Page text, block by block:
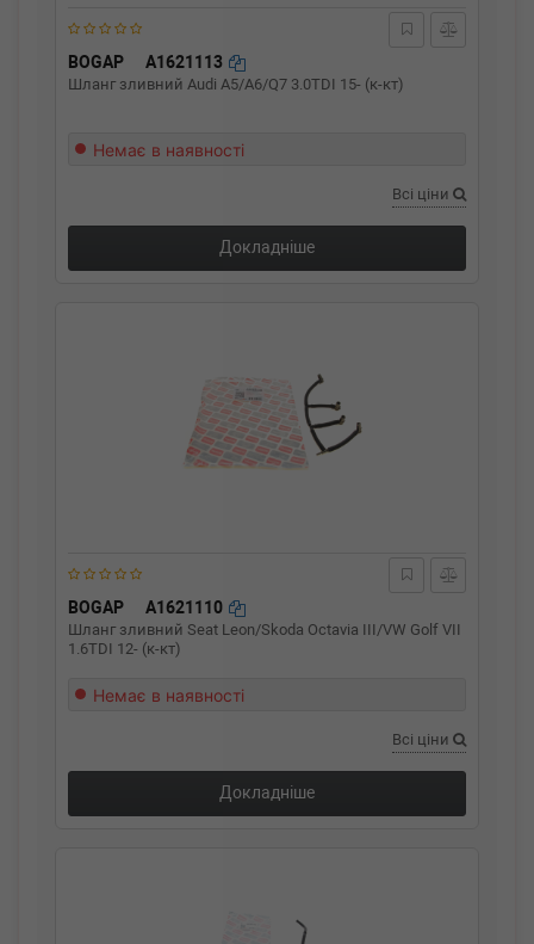
BOGAP A1621113
Шланг зливний Audi A5/A6/Q7 3.0TDI 15- (к-кт)
Немає в наявності
Всі ціни
Докладніше
BOGAP A1621110
Шланг зливний Seat Leon/Skoda Octavia III/VW Golf VII
1.6TDI 12- (к-кт)
Немає в наявності
Всі ціни
Докладніше